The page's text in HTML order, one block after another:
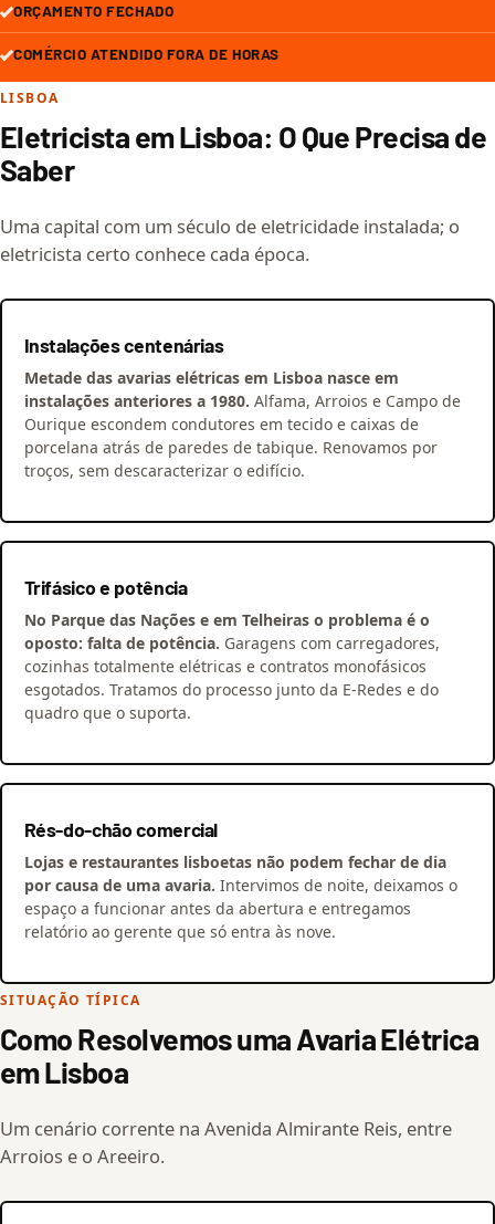
ORÇAMENTO FECHADO
COMÉRCIO ATENDIDO FORA DE HORAS
LISBOA
Eletricista em Lisboa: O Que Precisa de
Saber
Uma capital com um século de eletricidade instalada; o
eletricista certo conhece cada época.
Instalações centenárias
Metade das avarias elétricas em Lisboa nasce em
instalações anteriores a 1980. Alfama, Arroios e Campo de
Ourique escondem condutores em tecido e caixas de
porcelana atrás de paredes de tabique. Renovamos por
troços, sem descaracterizar o edifício.
Trifásico e potência
No Parque das Nações e em Telheiras o problema é o
oposto: falta de potência. Garagens com carregadores,
cozinhas totalmente elétricas e contratos monofásicos
esgotados. Tratamos do processo junto da E-Redes e do
quadro que o suporta.
Rés-do-chão comercial
Lojas e restaurantes lisboetas não podem fechar de dia
por causa de uma avaria. Intervimos de noite, deixamos o
espaço a funcionar antes da abertura e entregamos
relatório ao gerente que só entra às nove.
SITUAÇÃO TÍPICA
Como Resolvemos uma Avaria Elétrica
em Lisboa
Um cenário corrente na Avenida Almirante Reis, entre
Arroios e o Areeiro.